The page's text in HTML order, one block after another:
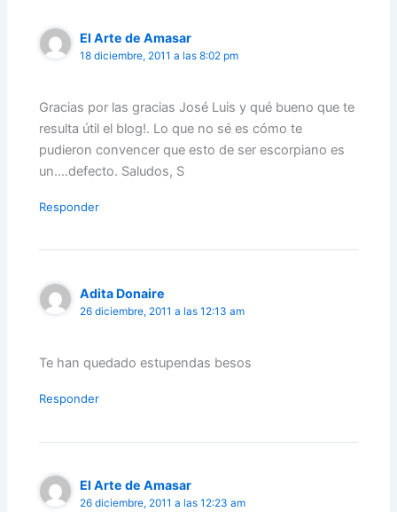
El Arte de Amasar
18 diciembre, 2011 a las 8:02 pm
Gracias por las gracias José Luis y qué bueno que te
resulta útil el blog!. Lo que no sé es cómo te
pudieron convencer que esto de ser escorpiano es
un….defecto. Saludos, S
Responder
Adita Donaire
26 diciembre, 2011 a las 12:13 am
Te han quedado estupendas besos
Responder
El Arte de Amasar
26 diciembre, 2011 a las 12:23 am